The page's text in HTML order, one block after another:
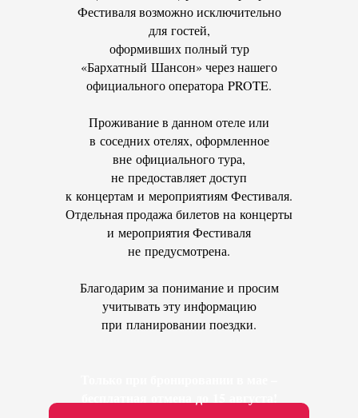
Фестиваля возможно исключительно
для гостей,
оформивших полный тур
«Бархатный Шансон» через нашего
официального оператора PROTE.
Проживание в данном отеле или
в соседних отелях, оформленное
вне официального тура,
не предоставляет доступ
к концертам и мероприятиям Фестиваля.
Отдельная продажа билетов на концерты
и мероприятия Фестиваля
не предусмотрена.
Благодарим за понимание и просим
учитывать эту информацию
при планировании поездки.